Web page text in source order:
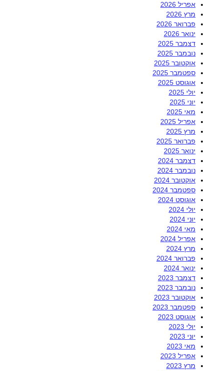
אפריל 2026
מרץ 2026
פברואר 2026
ינואר 2026
דצמבר 2025
נובמבר 2025
אוקטובר 2025
ספטמבר 2025
אוגוסט 2025
יולי 2025
יוני 2025
מאי 2025
אפריל 2025
מרץ 2025
פברואר 2025
ינואר 2025
דצמבר 2024
נובמבר 2024
אוקטובר 2024
ספטמבר 2024
אוגוסט 2024
יולי 2024
יוני 2024
מאי 2024
אפריל 2024
מרץ 2024
פברואר 2024
ינואר 2024
דצמבר 2023
נובמבר 2023
אוקטובר 2023
ספטמבר 2023
אוגוסט 2023
יולי 2023
יוני 2023
מאי 2023
אפריל 2023
מרץ 2023